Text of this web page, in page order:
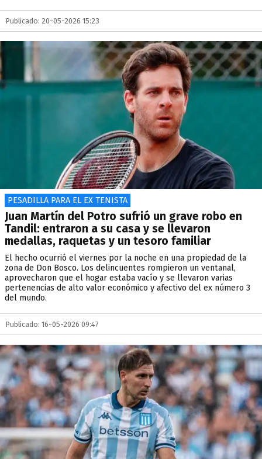
Publicado: 20-05-2026 15:23
PESADILLA PARA EL EX TENISTA
Juan Martín del Potro sufrió un grave robo en
Tandil: entraron a su casa y se llevaron
medallas, raquetas y un tesoro familiar
El hecho ocurrió el viernes por la noche en una propiedad de la
zona de Don Bosco. Los delincuentes rompieron un ventanal,
aprovecharon que el hogar estaba vacío y se llevaron varias
pertenencias de alto valor económico y afectivo del ex número 3
del mundo.
Publicado: 16-05-2026 09:47